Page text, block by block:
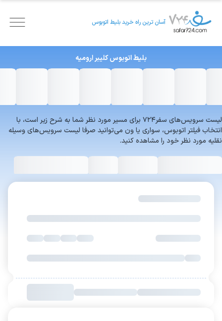
آسان ترین راه خرید بلیط اتوبوس
بلیط اتوبوسکلیبرارومیه
لیست سرویس‌های سفر۷۲۴ برای مسیر مورد نظر شما به شرح زیر است، با
انتخاب فیلتر اتوبوس، سواری یا ون می‌توانید صرفا لیست سرویس‌های وسیله
نقلیه مورد نظر خود را مشاهده کنید.